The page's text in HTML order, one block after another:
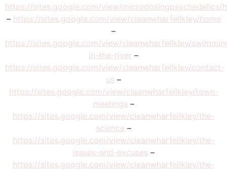
https://sites.google.com/view/microdosingpsychedelics/
– https://sites.google.com/view/cleanwharfeilkley/home
–
https://sites.google.com/view/cleanwharfeilkley/
in-the-river –
https://sites.google.com/view/cleanwharfeilkley/contact-
us –
https://sites.google.com/view/cleanwharfeilkley/town-
meetings –
https://sites.google.com/view/cleanwharfeilkley/the-
science –
https://sites.google.com/view/cleanwharfeilkley/the-
issues-and-excuses –
https://sites.google.com/view/cleanwharfeilkley/the-